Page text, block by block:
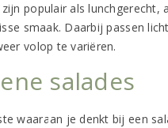
zijn populair als
smaak. Daarbij passen
volop te variëren.
salades
waaraan je denkt bij een